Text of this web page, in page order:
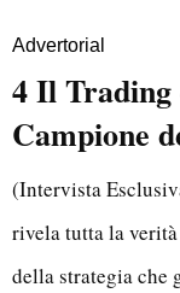
Advertorial
4 Il Trading
Campione
(Intervista
rivela tutta la
della strategia che